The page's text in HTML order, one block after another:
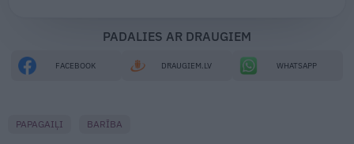
PADALIES AR DRAUGIEM
FACEBOOK DRAUGIEM.LV WHATSAPP
PAPAGAIĻI BARĪBA